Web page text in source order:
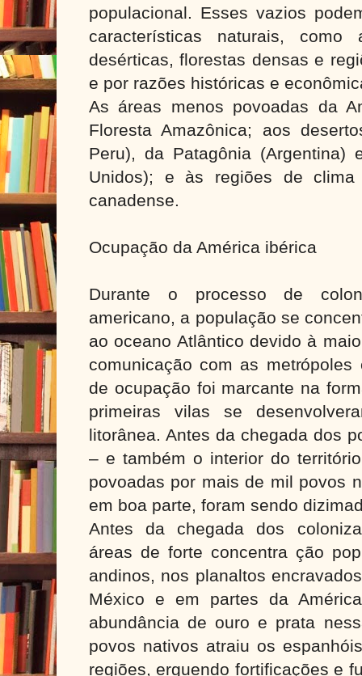
populacional. Esses vazios
características naturais,
desérticas, florestas densas e
e por razões históricas e
As áreas menos povoadas da
Floresta Amazônica; aos
Peru), da Patagônia (Argentina)
Unidos); e às regiões de
canadense.
Ocupação da América ibérica
Durante o processo de
americano, a população se
ao oceano Atlântico devido à
comunicação com as metrópoles
de ocupação foi marcante na
primeiras vilas se
litorânea. Antes da chegada dos
– e também o interior do
povoadas por mais de mil povos
em boa parte, foram sendo
Antes da chegada dos
áreas de forte concentra ção
andinos, nos planaltos
México e em partes da
abundância de ouro e prata
povos nativos atraiu os
regiões, erguendo fortificações e